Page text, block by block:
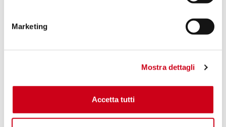
Marketing
Mostra dettagli
Accetta tutti